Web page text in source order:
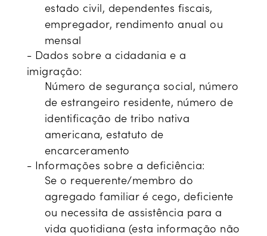
estado civil, dependentes fiscais,
empregador, rendimento anual ou
mensal
- Dados sobre a cidadania e a
imigração:
Número de segurança social, número
de estrangeiro residente, número de
identificação de tribo nativa
americana, estatuto de
encarceramento
- Informações sobre a deficiência:
Se o requerente/membro do
agregado familiar é cego, deficiente
ou necessita de assistência para a
vida quotidiana (esta informação não